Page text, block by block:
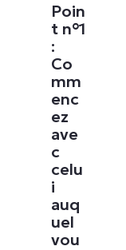
Poin
t n°1
:
Co
mm
enc
ez
ave
c
celu
i
auq
uel
vou